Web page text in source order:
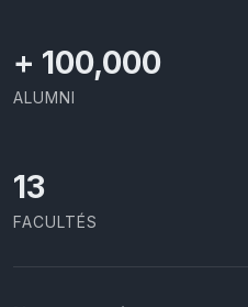
+ 100,000
ALUMNI
13
FACULTÉS